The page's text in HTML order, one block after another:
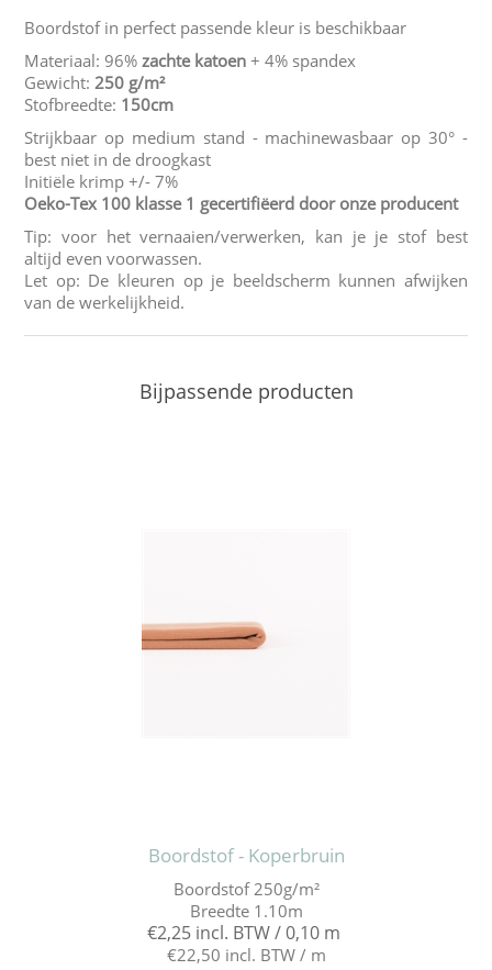
Boordstof in perfect passende kleur is beschikbaar
Materiaal: 96%zachte katoen + 4% spandex
Gewicht: 250 g/m²
Stofbreedte: 150cm
Strijkbaar op medium stand - machinewasbaar op 30° -
best niet in de droogkast
Initiële krimp +/- 7%
Oeko-Tex 100 klasse 1 gecertifiëerd door onze producent
Tip: voor het vernaaien/verwerken, kan je je stof best
altijd even voorwassen.
Let op: De kleuren op je beeldscherm kunnen afwijken
van de werkelijkheid.
Bijpassende producten
Boordstof - Koperbruin
Boordstof 250g/m²
Breedte 1.10m
€2,25 incl. BTW / 0,10 m
€22,50 incl. BTW / m